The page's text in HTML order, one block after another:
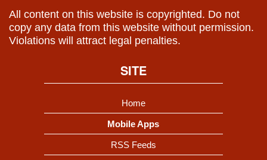
All content on this website is copyrighted. Do not
copy any data from this website without permission.
Violations will attract legal penalties.
SITE
Home
Mobile Apps
RSS Feeds